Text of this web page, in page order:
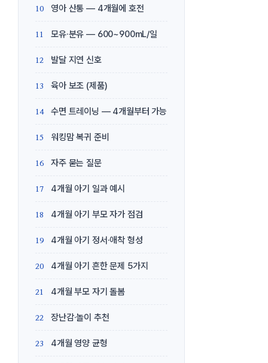
영아 산통 — 4개월에 호전
모유·분유 — 600~900mL/일
발달 지연 신호
육아 보조 (제품)
수면 트레이닝 — 4개월부터 가능
워킹맘 복귀 준비
자주 묻는 질문
4개월 아기 일과 예시
4개월 아기 부모 자가 점검
4개월 아기 정서·애착 형성
4개월 아기 흔한 문제 5가지
4개월 부모 자기 돌봄
장난감·놀이 추천
4개월 영양 균형